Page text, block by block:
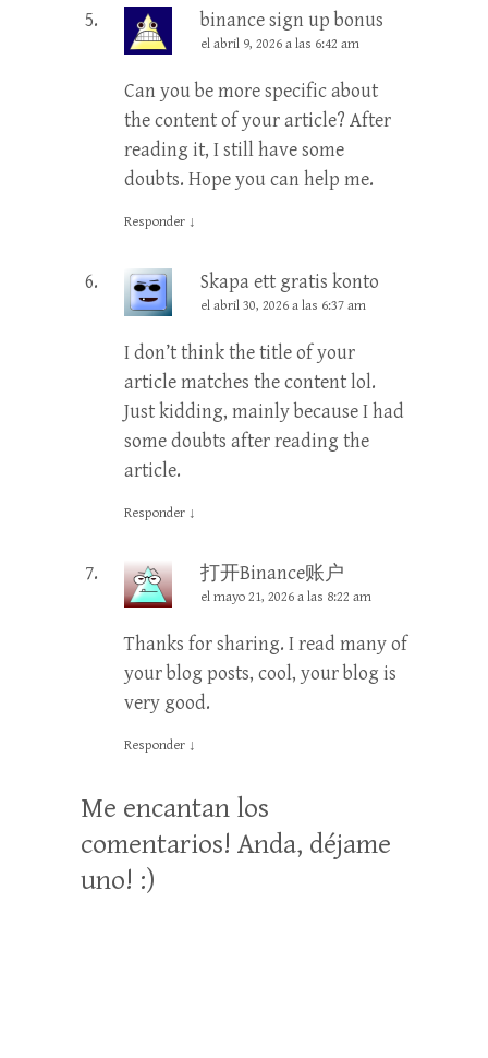
binance sign up bonus
el abril 9, 2026 a las 6:42 am
Can you be more specific about
the content of your article? After
reading it, I still have some
doubts. Hope you can help me.
Responder ↓
Skapa ett gratis konto
el abril 30, 2026 a las 6:37 am
I don’t think the title of your
article matches the content lol.
Just kidding, mainly because I had
some doubts after reading the
article.
Responder ↓
打开Binance账户
el mayo 21, 2026 a las 8:22 am
Thanks for sharing. I read many of
your blog posts, cool, your blog is
very good.
Responder ↓
Me encantan los
comentarios! Anda, déjame
uno! :)